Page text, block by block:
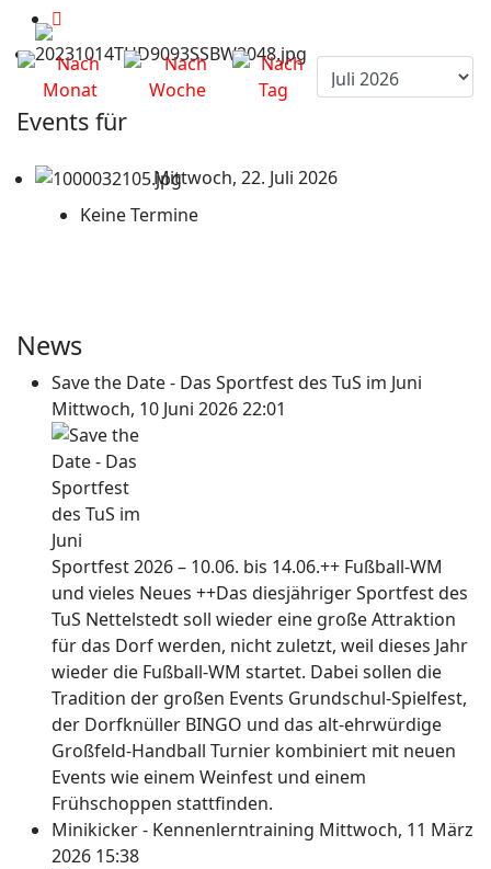
Events für
Mittwoch, 22. Juli 2026
Keine Termine
News
Save the Date - Das Sportfest des TuS im Juni
Mittwoch, 10 Juni 2026 22:01
Sportfest 2026 – 10.06. bis 14.06.++ Fußball-WM
und vieles Neues ++Das diesjähriger Sportfest des
TuS Nettelstedt soll wieder eine große Attraktion
für das Dorf werden, nicht zuletzt, weil dieses Jahr
wieder die Fußball-WM startet. Dabei sollen die
Tradition der großen Events Grundschul-Spielfest,
der Dorfknüller BINGO und das alt-ehrwürdige
Großfeld-Handball Turnier kombiniert mit neuen
Events wie einem Weinfest und einem
Frühschoppen stattfinden.
Minikicker - Kennenlerntraining Mittwoch, 11 März
2026 15:38